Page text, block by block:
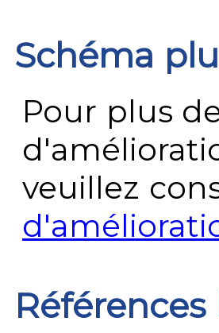
Schéma
Pour plus
veuillez
Références